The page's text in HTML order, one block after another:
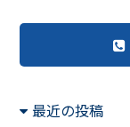
最近の投稿